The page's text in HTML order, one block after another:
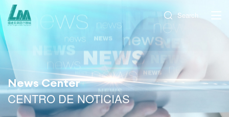
Search
News Center
CENTRO DE NOTICIAS